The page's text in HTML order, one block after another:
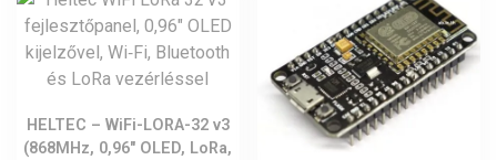
HELTEC – WiFi-LORA-32 v3
(868MHz, 0,96″ OLED, LoRa,